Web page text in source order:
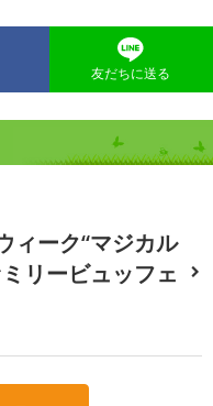
友だちに送る
ィーク“マジカル
リービュッフェ